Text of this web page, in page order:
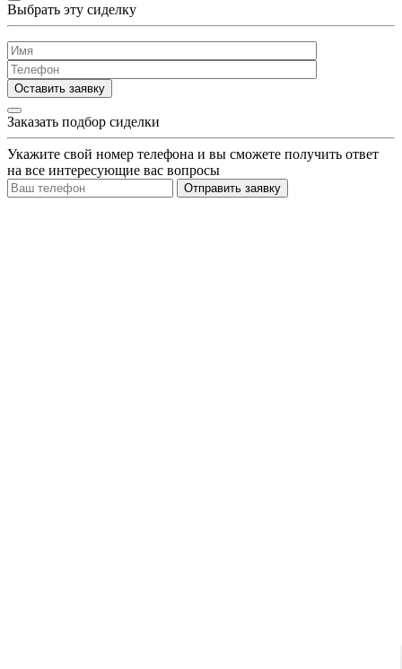
Выбрать эту сиделку
Оставить заявку
Заказать подбор сиделки
Укажите свой номер телефона и вы сможете получить ответ
на все интересующие вас вопросы
Отправить заявку